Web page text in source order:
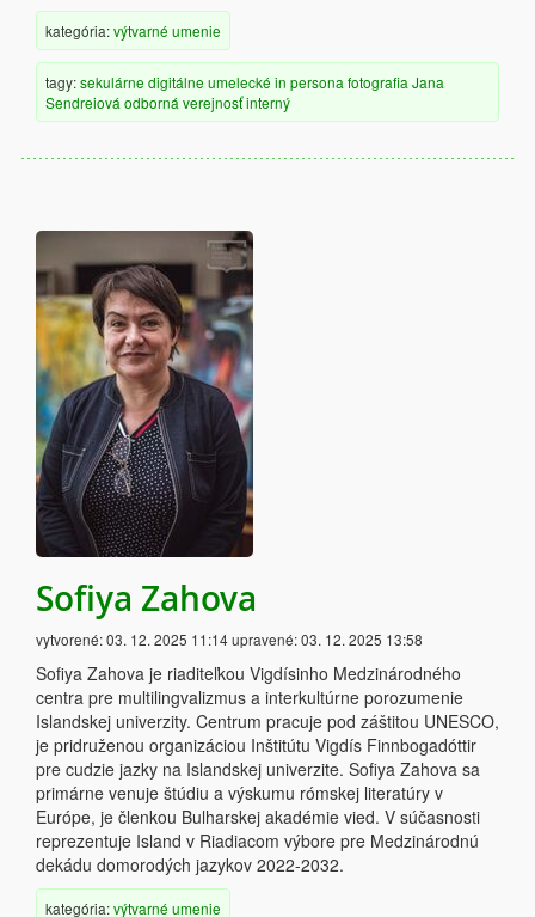
kategória:výtvarné umenie
tagy:sekulárne digitálne umelecké in persona fotografia Jana
Sendreiová odborná verejnosťinterný
Sofiya Zahova
vytvorené:03. 12. 2025 11:14upravené:03. 12. 2025 13:58
Sofiya Zahova je riaditeľkou Vigdísinho Medzinárodného
centra pre multilingvalizmus a interkultúrne porozumenie
Islandskej univerzity. Centrum pracuje pod záštitou UNESCO,
je pridruženou organizáciou Inštitútu Vigdís Finnbogadóttir
pre cudzie jazky na Islandskej univerzite. Sofiya Zahova sa
primárne venuje štúdiu a výskumu rómskej literatúry v
Európe, je členkou Bulharskej akadémie vied. V súčasnosti
reprezentuje Island v Riadiacom výbore pre Medzinárodnú
dekádu domorodých jazykov 2022-2032.
kategória:výtvarné umenie